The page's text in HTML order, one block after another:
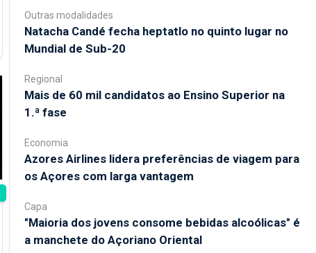
Outras modalidades
Natacha Candé fecha heptatlo no quinto lugar no
Mundial de Sub-20
Regional
Mais de 60 mil candidatos ao Ensino Superior na
1.ª fase
Economia
Azores Airlines lidera preferências de viagem para
os Açores com larga vantagem
Capa
"Maioria dos jovens consome bebidas alcoólicas" é
a manchete do Açoriano Oriental